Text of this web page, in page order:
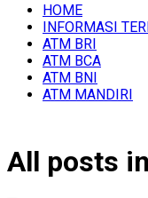
HOME
INFORMASI
ATM BRI
ATM BCA
ATM BNI
ATM MANDIRI
All posts